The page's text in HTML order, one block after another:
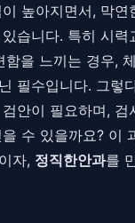
높아지면서, 막연
습니다. 특히 시력
을 느끼는 경우,
필수입니다. 그렇
안이 필요하며, 검
수 있을까요? 이
자, 정직한안과를